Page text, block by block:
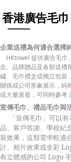
香港廣告毛
企業送禮為何適合選擇
HKtowel 提供廣告毛巾
念、品牌贈品及各類送禮
繡、毛巾禮盒或獨立包裝
關係或公司形象展示，純
或大量派發，可同時參考
宣傳毛巾、禮品毛巾與
「宣傳毛巾」可以有
品、客戶答謝、學校紀
裝效果，這類需求較適
計、相片效果或全彩
有立體感的公司 Logo